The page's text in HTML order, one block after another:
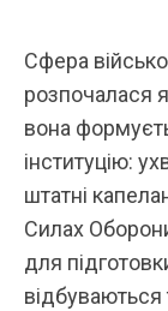
Сфера
розпочалася
вона
інституцію:
штатні
Силах
для